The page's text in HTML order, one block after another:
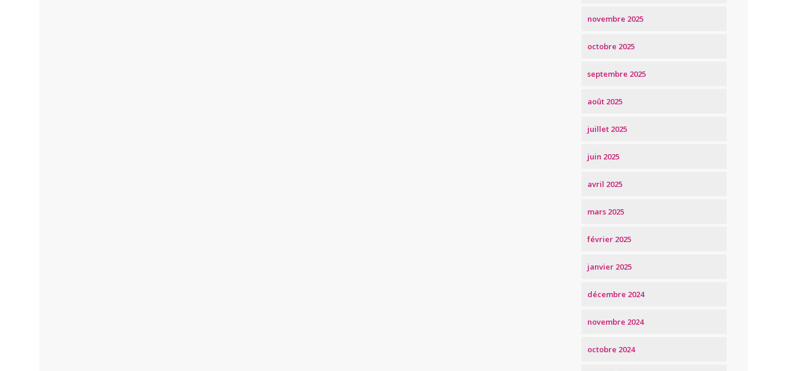
novembre 2025
octobre 2025
septembre 2025
août 2025
juillet 2025
juin 2025
avril 2025
mars 2025
février 2025
janvier 2025
décembre 2024
novembre 2024
octobre 2024